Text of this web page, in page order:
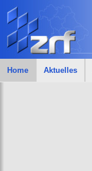
Home Aktuelles